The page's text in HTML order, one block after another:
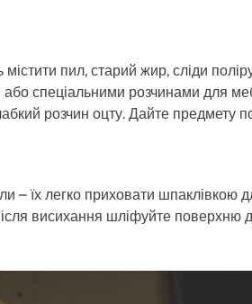
пил, старий жир, сліди
або спеціальними розчинами для
розчин оцту. Дайте предмету
– їх легко приховати шпаклівкою
висихання шліфуйте поверхню